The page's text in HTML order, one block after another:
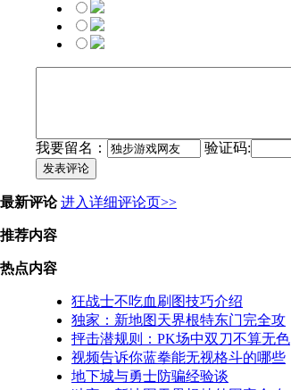
我要留名： 验证码:
发表评论
最新评论 进入详细评论页>>
推荐内容
热点内容
狂战士不吃血刷图技巧介绍
独家：新地图天界根特东门完全攻
抨击潜规则：PK场中双刀不算无色
视频告诉你蓝拳能无视格斗的哪些
地下城与勇士防骗经验谈